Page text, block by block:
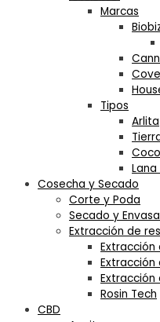
Marcas
Tipos
Arlita
Coco
Cosecha y Secado
Corte y Poda
Secado y
Extracción de
Extracción
Extracción
Extracción
Rosin Tech
CBD